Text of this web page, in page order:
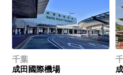
千葉
成田國際機場